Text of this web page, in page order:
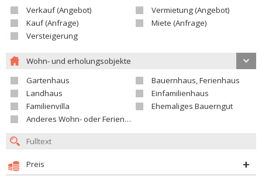
Verkauf (Angebot)
Vermietung (Angebot)
Kauf (Anfrage)
Miete (Anfrage)
Versteigerung
Wohn- und erholungsobjekte
Gartenhaus
Bauernhaus, Ferienhaus
Landhaus
Einfamilienhaus
Familienvilla
Ehemaliges Bauerngut
Anderes Wohn- oder Ferienobjekt
Preis